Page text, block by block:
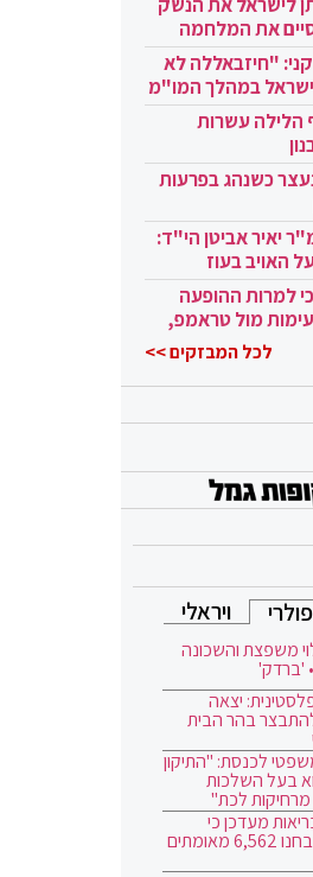
לישראל את הנשק
את המלחמה
"חיזבאללה לא
במהלך המו"מ
עשרות
בן 15 נעצר כשנהג בפרעות
יאיר אביטן הי"ד:
האויב בעוז
למרות ההופעה
מול טראמפ,
לכל המבזקים >>
ויראלי
משפצת והשכונה
'ברדק'
יצאה
בהר הבית
לכנסת: "התיקון
בעל השלכות
לכת"
מעדכן כי
אתמול אובחנו 6,562 מאומתים